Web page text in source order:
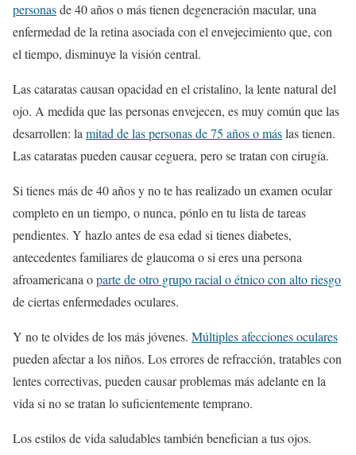
personasde 40 años o más tienen degeneración macular, una
enfermedad de la retina asociada con el envejecimiento que, con
el tiempo, disminuye la visión central.
Las cataratas causan opacidad en el cristalino, la lente natural del
ojo. A medida que las personas envejecen, es muy común que las
desarrollen: lamitad de las personas de 75 años o máslas tienen.
Las cataratas pueden causar ceguera, pero se tratan con cirugía.
Si tienes más de 40 años y no te has realizado un examen ocular
completo en un tiempo, o nunca, pónlo en tu lista de tareas
pendientes. Y hazlo antes de esa edad si tienes diabetes,
antecedentes familiares de glaucoma o si eres una persona
afroamericana oparte de otro grupo racial o étnico con alto riesgo
de ciertas enfermedades oculares.
Y no te olvides de los más jóvenes. Múltiples afecciones oculares
pueden afectar a los niños. Los errores de refracción, tratables con
lentes correctivas, pueden causar problemas más adelante en la
vida si no se tratan lo suficientemente temprano.
Los estilos de vida saludables también benefician a tus ojos.